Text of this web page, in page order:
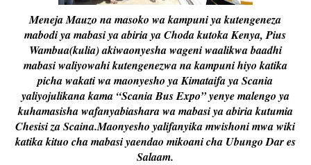
Meneja Mauzo na masoko wa kampuni ya kutengeneza
mabodi ya mabasi ya abiria ya Choda kutoka Kenya, Pius
Wambua(kulia) akiwaonyesha wageni waalikwa baadhi
mabasi waliyowahi kutengenezwa na kampuni hiyo katika
picha wakati wa maonyesho ya Kimataifa ya Scania
yaliyojulikana kama “Scania Bus Expo” yenye malengo ya
kuhamasisha wafanyabiashara wa mabasi ya abiria kutumia
Chesisi za Scaina.Maonyesho yalifanyika mwishoni mwa wiki
katika kituo cha mabasi yaendao mikoani cha Ubungo Dar es
Salaam.